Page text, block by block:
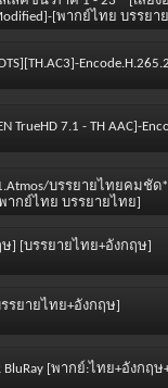
[พากย์ไทย บรรยา
7.1 - TH AAC]-
บรรยายไทยคมชัด
[พากย์ไทย บรรยายไทย]
ษ] [บรรยายไทย+อังกฤษ]
รยายไทย+อังกฤษ]
[พากย์:ไทย+อังกฤษ